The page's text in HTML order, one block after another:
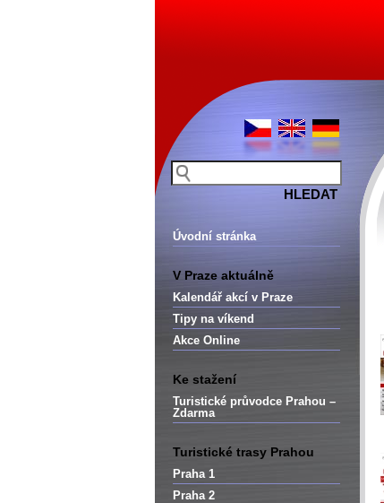
Úvodní stránka
V Praze aktuálně
Kalendář akcí v Praze
Tipy na víkend
Akce Online
Ke stažení
Turistické průvodce Prahou –
Zdarma
Turistické trasy Prahou
Praha 1
Praha 2